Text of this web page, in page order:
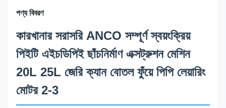
পণ্য বিবরণ
কারখানার সরাসরি ANCO সম্পূর্ণ স্বয়ংক্রিয়
পিইটি এইচডিপিই ছাঁচনির্মাণ এক্সট্রুশন মেশিন
20L 25L জেরি ক্যান বোতল ফুঁয়ে পিপি লেয়ারিং
মোটর 2-3